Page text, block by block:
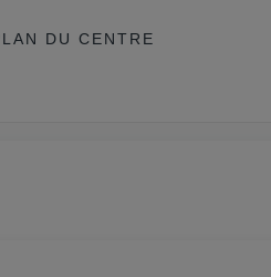
DU CENTRE